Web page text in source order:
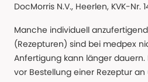
DocMorris N.V., Heerlen, KVK-Nr.
Manche individuell
(Rezepturen) sind bei medpex
Anfertigung kann länger dauern.
vor Bestellung einer Rezeptur